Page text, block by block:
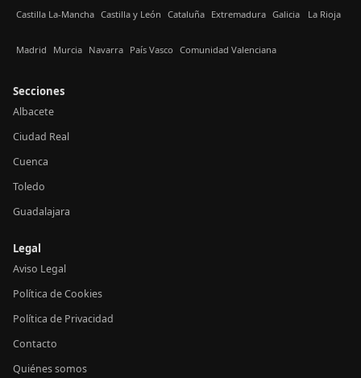
Castilla La-Mancha Castilla y León Cataluña Extremadura Galicia La Rioja
Madrid Murcia Navarra País Vasco Comunidad Valenciana
Secciones
Albacete
Ciudad Real
Cuenca
Toledo
Guadalajara
Legal
Aviso Legal
Política de Cookies
Política de Privacidad
Contacto
Quiénes somos